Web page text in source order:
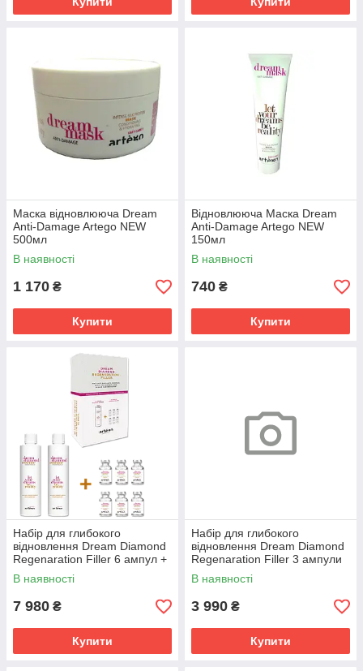
Маска відновлююча Dream
Anti-Damage Artego NEW
500мл
В наявності
1 170 ₴
Купити
Відновлююча Маска Dream
Anti-Damage Artego NEW
150мл
В наявності
740 ₴
Купити
Набір для глибокого
відновлення Dream Diamond
Regenaration Filler 6 ампул +
2еліксира
В наявності
7 980 ₴
Купити
Набір для глибокого
відновлення Dream Diamond
Regenaration Filler 3 ампули
+ 1еліксир
В наявності
3 990 ₴
Купити